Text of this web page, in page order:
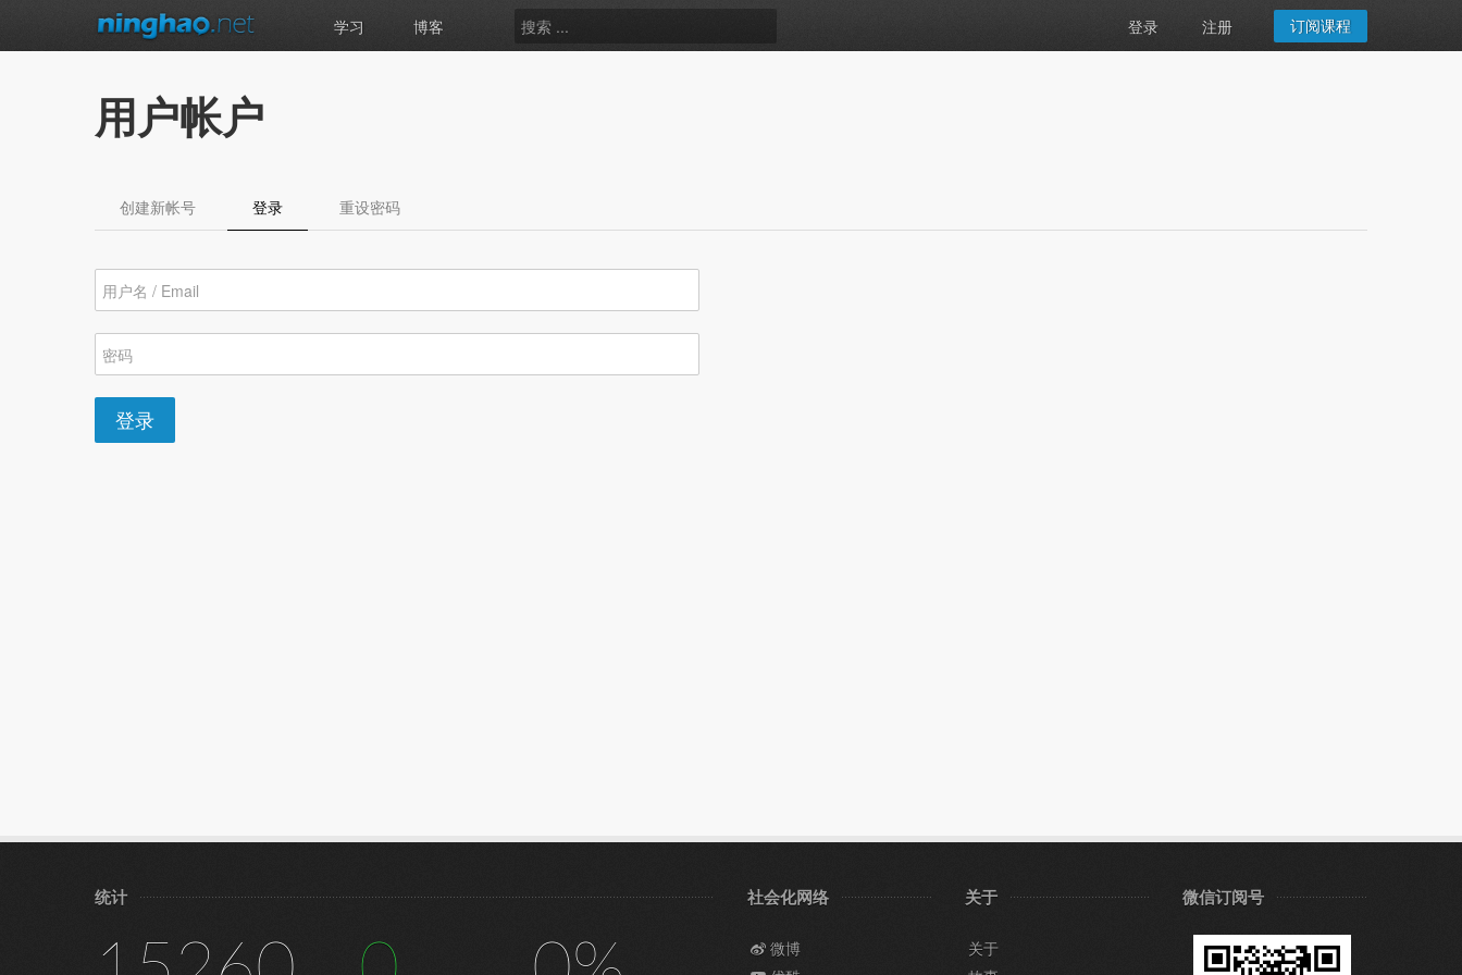
学习 博客 登录 注册 订阅课程
用户帐户
创建新帐号 登录 （活动标签）
重设密码
登录
统计 社会化网络
微博
关于
关于
微信订阅号